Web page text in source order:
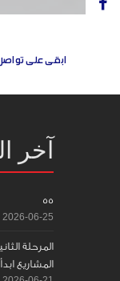
ابقى على
آخر
55
2026-06-25
المرحلة
المشاريع